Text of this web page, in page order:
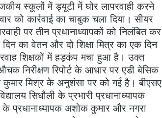
स्कूलों में ड्यूटी में घोर लापरवाही करने
को कार्रवाई का चाबुक चला दिया। सीयर
पर तीन प्रधानाध्यापकों को निलंबित कर
का वेतन और दो शिक्षा मित्र का एक दिन
शिक्षकों में हड़कंप मचा हुआ है। उक्त
निरीक्षण रिपोर्ट के आधार पर एडी बेसिक
मिश्र के अनुशंसा पर को गई है। बीएसए
सिधौली के प्रभारी प्रधानाध्यापक
के प्रधानाध्यापक अशोक कुमार और नगरा